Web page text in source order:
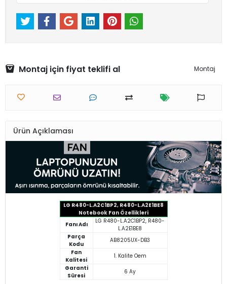
Montaj için fiyat teklifi al Montaj
Ürün Açıklaması
LG R480-L.A2C1BP2, R480-L.A2E1BE8
Notebook Fan Özellikleri
Fanı Adı
LG R480-L.A2C1BP2, R480-
L.A2E1BE8
Parça
Kodu
AB8205UX-DB3
Fan
Kalitesi
1. Kalite Oem
Garanti
Süresi
6 Ay